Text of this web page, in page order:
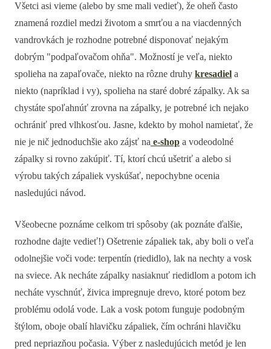
Všetci asi vieme (alebo by sme mali vedieť), že oheň často
znamená rozdiel medzi životom a smrťou a na viacdenných
vandrovkách je rozhodne potrebné disponovať nejakým
dobrým "podpaľovačom ohňa". Možností je veľa, niekto
spolieha na zapaľovače, niekto na rôzne druhy kresadiel a
niekto (napríklad i vy), spolieha na staré dobré zápalky. Ak sa
chystáte spoľahnúť zrovna na zápalky, je potrebné ich nejako
ochrániť pred vlhkosťou. Jasne, kdekto by mohol namietať, že
nie je nič jednoduchšie ako zájsť na e-shop a vodeodolné
zápalky si rovno zakúpiť. Tí, ktorí chcú ušetriť a alebo si
výrobu takých zápaliek vyskúšať, nepochybne ocenia
nasledujúci návod.
Všeobecne poznáme celkom tri spôsoby (ak poznáte ďalšie,
rozhodne dajte vedieť!) Ošetrenie zápaliek tak, aby boli o veľa
odolnejšie voči vode: terpentín (riedidlo), lak na nechty a vosk
na sviece. Ak necháte zápalky nasiaknuť riedidlom a potom ich
necháte vyschnúť, živica impregnuje drevo, ktoré potom bez
problému odolá vode. Lak a vosk potom funguje podobným
štýlom, oboje obalí hlavičku zápaliek, čím ochráni hlavičku
pred nepriazňou počasia. Výber z nasledujúcich metód je len